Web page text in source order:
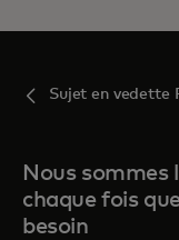
Sujet en vedette
Nous sommes
chaque fois
besoin